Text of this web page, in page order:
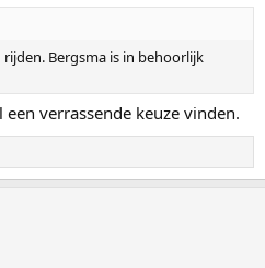
rijden. Bergsma is in behoorlijk
een verrassende keuze vinden.